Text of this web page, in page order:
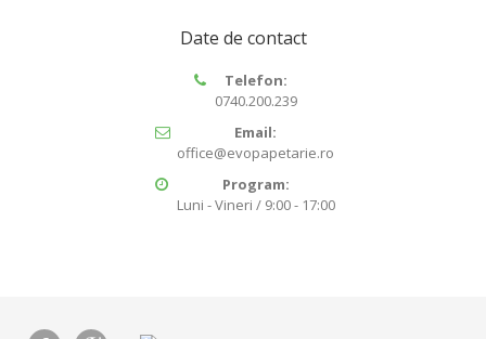
Date de contact
Telefon:
0740.200.239
Email:
office@evopapetarie.ro
Program:
Luni - Vineri / 9:00 - 17:00